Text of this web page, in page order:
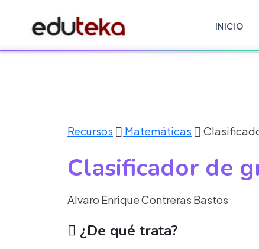
INICIO
Recursos Matemáticas
Clasificador de
Alvaro Enrique Contreras Bastos
¿De qué trata?